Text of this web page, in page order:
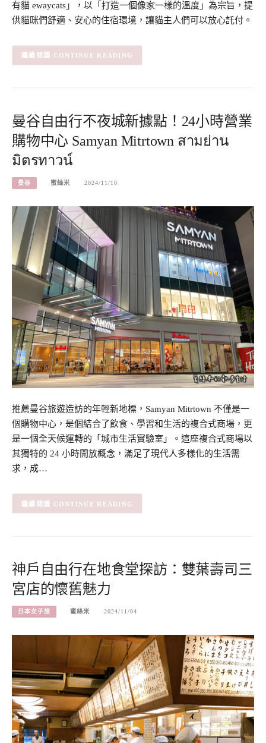
有貓 ewaycats」，以「打造一個像家一樣的溫度」為宗旨，提
供貓咪們舒適、安心的住宿環境，讓貓主人們可以放心託付。
CONTINUE READING
曼谷自由行不夜城新據點！24小時營業
購物中心 Samyan Mitrtown สามย่าน
มิตรทาวน์
曼谷 蜜絲米 2024/11/10
推薦曼谷旅遊造訪的年輕新地標，Samyan Mitrtown 不僅是一
個購物中心，是個結合了飲食、學習和生活的複合式商場，更
是一個全天候運轉的「城市生活實驗室」。這座複合式商場以
其獨特的 24 小時開放概念，滿足了現代人多樣化的生活需
求，成…
CONTINUE READING
神戶自由行在地食堂探訪：雙葉壽司三
宮店的懷舊魅力
日本女子旅 蜜絲米 2024/11/04